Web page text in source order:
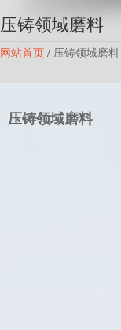
压铸领域磨料
网站首页 / 压铸领域磨料
压铸领域磨料